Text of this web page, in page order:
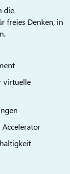
die
freies Denken, in
virtuelle